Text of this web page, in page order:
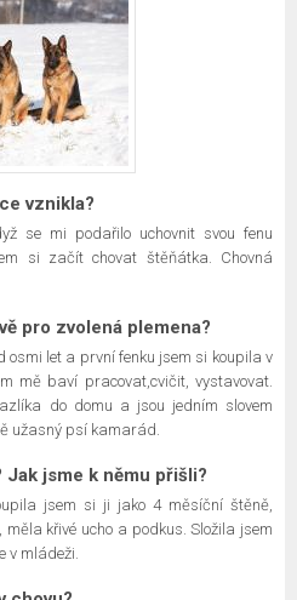
vznikla?
se mi podařilo uchovnit svou fenu
si začít chovat štěňátka. Chovná
pro zvolená plemena?
osmi let a první fenku jsem si koupila v
mě baví pracovat,cvičit, vystavovat.
do domu a jsou jedním slovem
užasný psí kamarád.
jsme k němu přišli?
jsem si ji jako 4 měsíční štěně,
měla křivé ucho a podkus. Složila jsem
v mládeži.